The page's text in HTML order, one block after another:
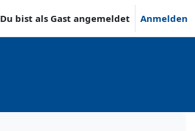
Du bist als Gast angemeldet Anmelden